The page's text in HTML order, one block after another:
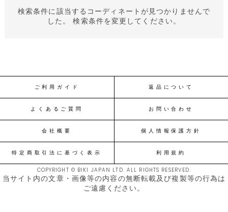
検索条件に該当するコーディネートが見つかりませんで
した。 検索条件を変更してください。
ご利用ガイド 返品について
よくあるご質問 お問い合わせ
会社概要 個人情報保護方針
特定商取引法に基づく表示 利用規約
COPYRIGHT © BIKI JAPAN LTD. ALL RIGHTS RESERVED.
当サイト内の文章・画像等の内容の無断転載及び複製等の行為は
ご遠慮ください。